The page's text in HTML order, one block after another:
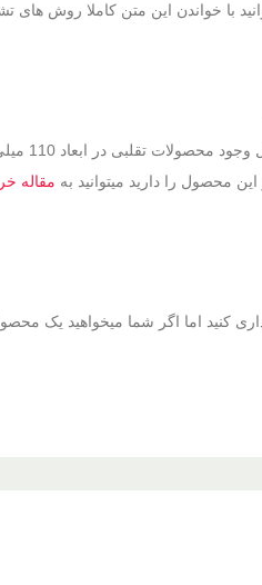
با خواندن این متن کاملا روش های
در گذشته
محصول را دارید میتوانید به مقاله
و جذاب را تست کنید قطعا ابعاد 120 میلی لیتر را خریداری